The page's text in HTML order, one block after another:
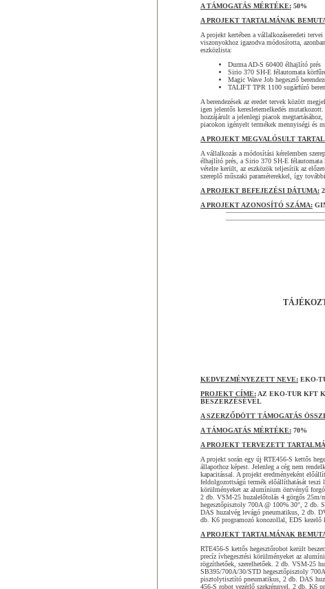
A TÁMOGATÁS MÉRTÉKE: 50%
A PROJEKT TARTALMÁNAK
A projekt kertében a vállalkozáseredeti
viszonyokhoz igazodva módosította,
eszközlista:
Durma AD-S 60400 élhajlító prés
Sirio 370 SH-E félautomata
Magic Wave Job hegesztő
TALIFT TPR 1100 sugárfúró
A berendezések az eredet tervek között
igen jelentős keresletemelkedés
hozzájárult a jelenlegi piacok
piacokon igényelt termékek mennyiségi és
A PROJEKT MEGVALÓSULT
A vállalkozás a módosítási kérelemben
élhajlító prés, a Sirio 370 SH-E félautomata
vételre került, az eszközök teljesítik az
szereplő műszaki paraméterekkel, így
A PROJEKT BEFEJEZÉSI DÁTUMA:
A PROJEKT AZONOSÍTÓ SZÁMA:
KEDVEZMÉNYEZETT NEVE: EKO-
PROJEKT CÍME: AZ EKO-TUR KFT
BESZERZÉSÉVEL
A SZERZŐDÖTT TÁMOGATÁS
A TÁMOGATÁS MÉRTÉKE: 70%
A PROJEKT TERVEZETT
A projekt során egy új RTE456-S kettős
állapothoz képest. Jelenleg a cég nem
kapacitással. A projekt eredményeként
feldolgozottságú termék előállíthatását teszi
körülményeket az alumínium öntvényű
2 db. VSM-25 huzalelőtolás 4 görgős
hegesztőpisztoly 700A @ 100% 30°, 2 db.
DAS huzalvég levágó pneumatikus, 2 db.
db. K6 programozó konozollal, EDS kezelő
A PROJEKT TARTALMÁNAK
RTE456-S kettős hegesztőrobot került
precíz ívhegesztési körülményeket az
rögzíthetőek, szerelhetőek. 2 db. VSM-25
SB395/700A/30/STD hegesztőpisztoly
pisztolytisztító pneumatikus, 2 db. DAS
456-S robot vezérlő szekrénnyel, 2 db. K6